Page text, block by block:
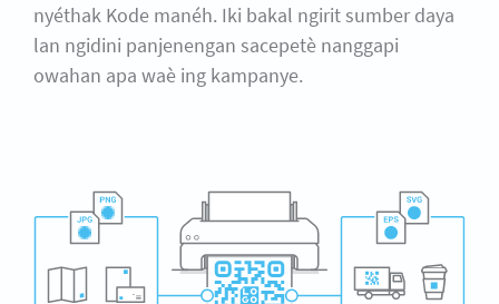
nyéthak Kode manéh. Iki bakal ngirit sumber daya
lan ngidini panjenengan sacepetè nanggapi
owahan apa waè ing kampanye.